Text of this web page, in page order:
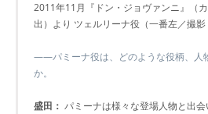
2011年11月『ドン・ジョヴァンニ』（
出）より ツェルリーナ役（一番左／撮影
――パミーナ役は、どのような役柄、人
か。
盛田： パミーナは様々な登場人物と出